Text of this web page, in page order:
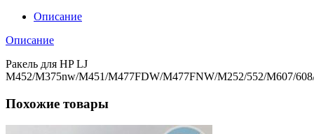
Описание
Описание
Ракель для HP LJ
M452/M375nw/M451/M477FDW/M477FNW/M252/552/M607/
Похожие товары